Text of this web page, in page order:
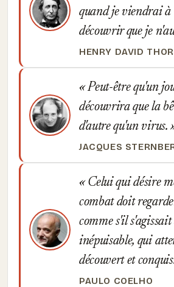
quand je viendrai
découvrir que je
HENRY DAVID
Peut-être qu'un
découvrira que la
d'autre qu'un virus.
JACQUES
Celui qui désire
combat doit
comme s'il
inépuisable, qui
découvert et
PAULO COELHO